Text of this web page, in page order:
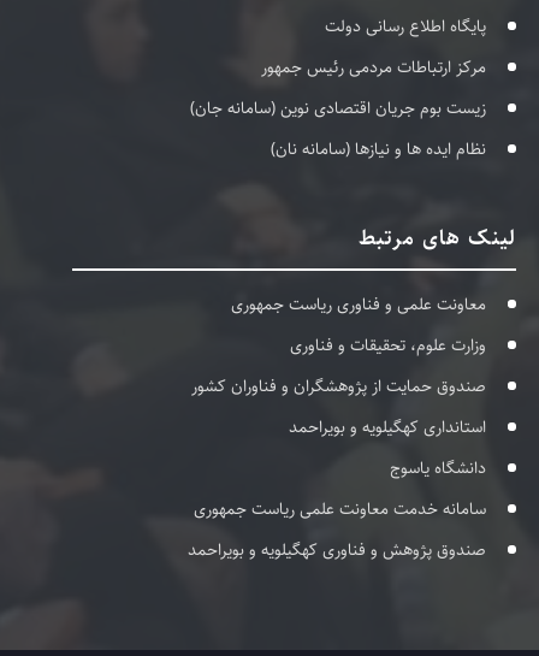
پایگاه اطلاع رسانی دولت
مرکز ارتباطات مردمی رئیس جمهور
زیست بوم جریان اقتصادی نوین (سامانه جان)
نظام ایده ها و نیازها (سامانه نان)
لینک های مرتبط
معاونت علمی و فناوری ریاست جمهوری
وزارت علوم، تحقیقات و فناوری
صندوق حمایت از پژوهشگران و فناوران کشور
استانداری کهگیلویه و بویراحمد
دانشگاه یاسوج
سامانه خدمت معاونت علمی ریاست جمهوری
صندوق پژوهش و فناوری کهگیلویه و بویراحمد